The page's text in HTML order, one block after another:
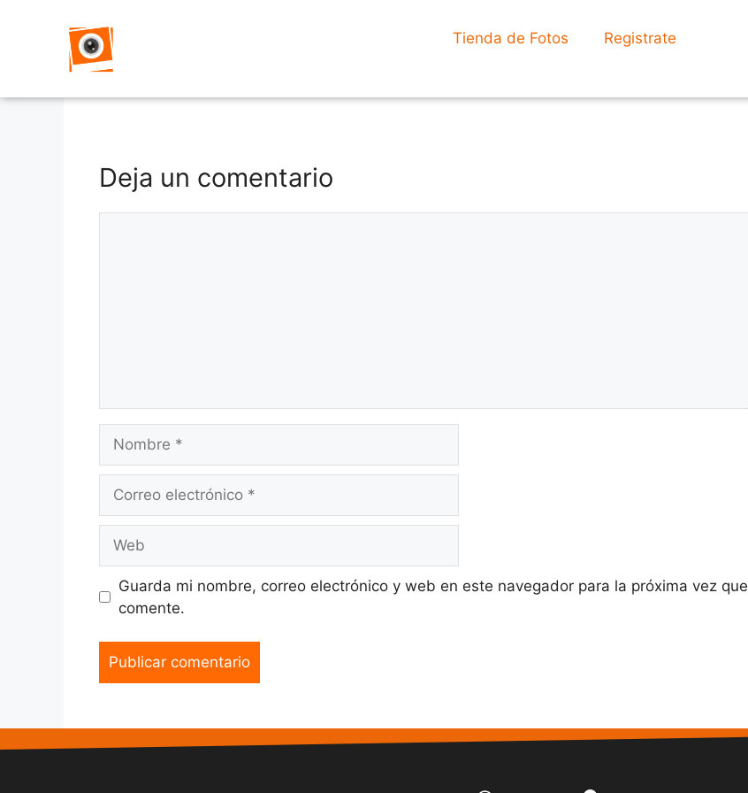
Tienda de Fotos Registrate
Deja un comentario
Guarda mi nombre, correo electrónico y web en este navegador para la próxima vez que
comente.